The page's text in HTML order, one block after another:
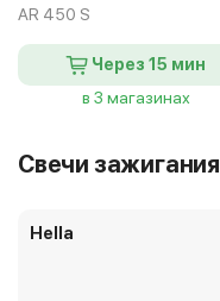
AR 450 S
Через 15 мин
в 3 магазинах
Свечи зажигания
Hella